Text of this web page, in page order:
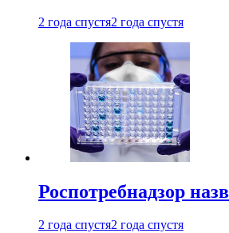
2 года спустя2 года спустя
Роспотребнадзор
2 года спустя2 года спустя